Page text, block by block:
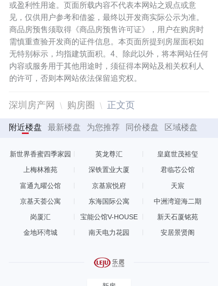
或盈利性用途。页面所载内容不代表本网站之观点或意
见，仅供用户参考和借鉴，最终以开发商实际公示为准。
商品房预售须取得《商品房预售许可证》，用户在购房时
需慎重查验开发商的证件信息。本页面所提到房屋面积如
无特别标示，均指建筑面积。4、除此以外，将本网站任何
内容或服务用于其他用途时，须征得本网站及相关权利人
的许可，否则本网站依法保留追究权。
深圳房产网 购房圈 正文页
附近楼盘 最新楼盘 为您推荐 同价楼盘 区域楼盘
新世界香蜜四季家园 英龙尊汇 皇庭世茂裕玺
上梅林雅苑 深铁置业大厦 君临芯公馆
富通九曜公馆 京基宸悦府 天宸
京基天荟公寓 东海国际公寓 中洲湾迎海二期
岗厦汇 宝能公馆V-HOUSE 新天石厦铭苑
金地环湾城 南天电力花园 安居景贤阁